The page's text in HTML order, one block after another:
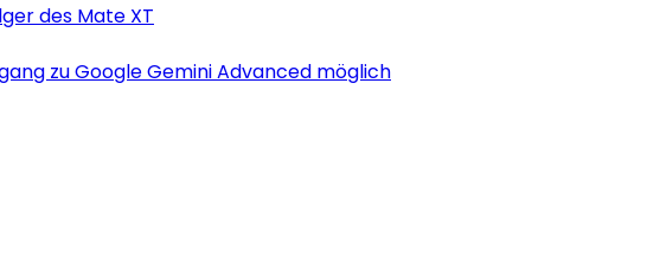
des Mate XT
zu Google Gemini Advanced möglich